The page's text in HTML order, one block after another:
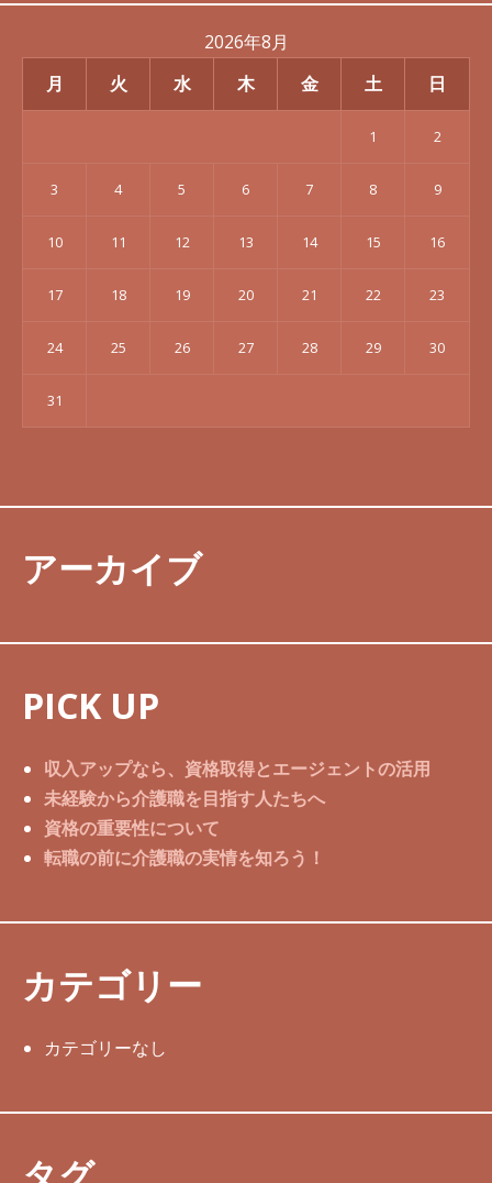
2026年8月
月
火 水 木 金 土 日
1 2
3 4 5 6 7 8 9
10 11 12 13 14 15 16
17 18 19 20 21 22 23
24 25 26 27 28 29 30
31
アーカイブ
PICK UP
収入アップなら、資格取得とエージェントの活用
未経験から介護職を目指す人たちへ
資格の重要性について
転職の前に介護職の実情を知ろう！
カテゴリー
カテゴリーなし